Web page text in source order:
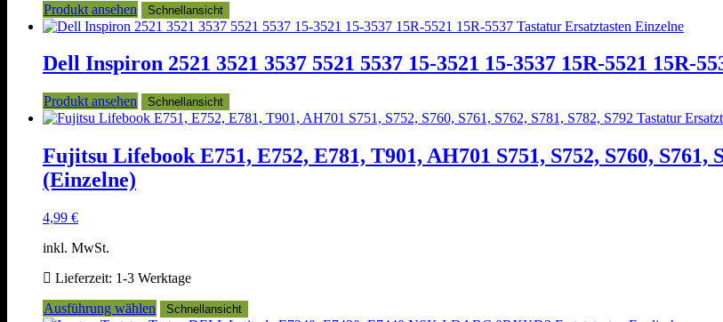
Produkt ansehen Schnellansicht
Dell Inspiron 2521 3521 3537 5521 5537 15-3521 15-3537 15R-5521 15R-
Produkt ansehen Schnellansicht
Fujitsu Lifebook E751, E752, E781, T901, AH701 S751, S752, S760, S761,
(Einzelne)
4,99 €
inkl. MwSt.
Lieferzeit: 1-3 Werktage
Ausführung wählen
Dieses
Schnellansicht